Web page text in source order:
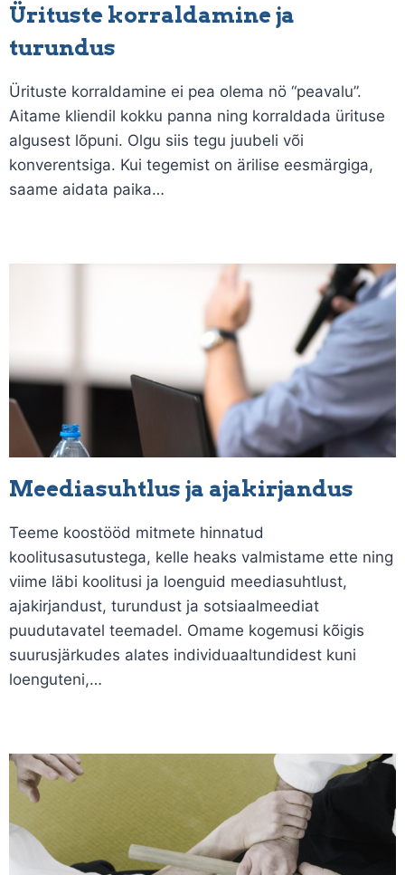
Ürituste korraldamine ja
turundus
Ürituste korraldamine ei pea olema nö “peavalu”.
Aitame kliendil kokku panna ning korraldada ürituse
algusest lõpuni. Olgu siis tegu juubeli või
konverentsiga. Kui tegemist on ärilise eesmärgiga,
saame aidata paika…
Meediasuhtlus ja ajakirjandus
Teeme koostööd mitmete hinnatud
koolitusasutustega, kelle heaks valmistame ette ning
viime läbi koolitusi ja loenguid meediasuhtlust,
ajakirjandust, turundust ja sotsiaalmeediat
puudutavatel teemadel. Omame kogemusi kõigis
suurusjärkudes alates individuaaltundidest kuni
loenguteni,…